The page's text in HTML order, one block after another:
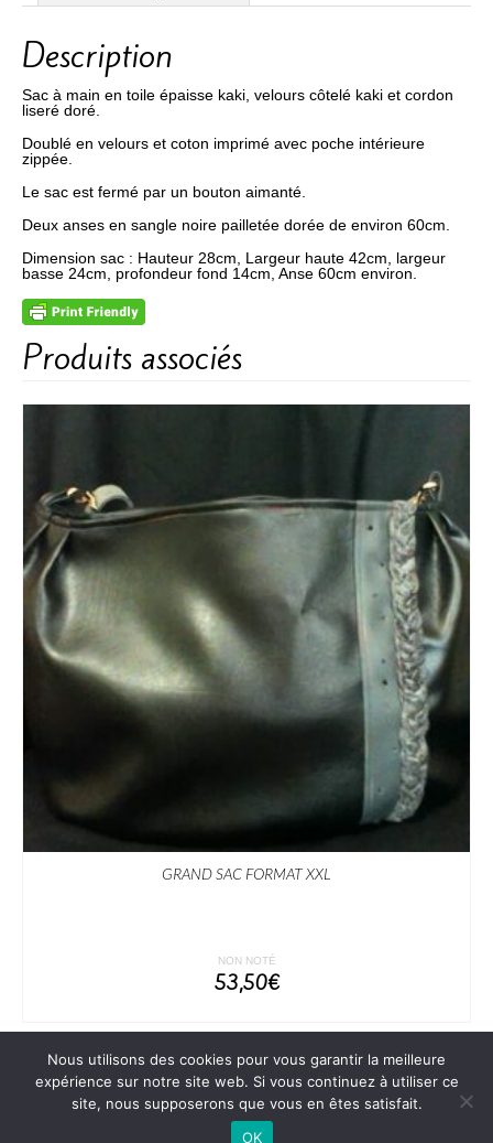
Description
Sac à main en toile épaisse kaki, velours côtelé kaki et cordon
liseré doré.
Doublé en velours et coton imprimé avec poche intérieure
zippée.
Le sac est fermé par un bouton aimanté.
Deux anses en sangle noire pailletée dorée de environ 60cm.
Dimension sac : Hauteur 28cm, Largeur haute 42cm, largeur
basse 24cm, profondeur fond 14cm, Anse 60cm environ.
Produits associés
GRAND SAC FORMAT XXL
NON NOTÉ
53,50€
Mentions légales CGV Contact MON COMPTE
MON PANIER
© [2024-2025] [les mains de fée] siret 49496691400017
Nous utilisons des cookies pour vous garantir la meilleure
expérience sur notre site web. Si vous continuez à utiliser ce
site, nous supposerons que vous en êtes satisfait.
OK